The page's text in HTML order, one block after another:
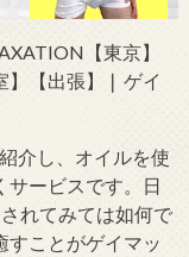
【東京】
】【出張】❘ ゲイ
介し、オイルを使
サービスです。日
れてみては如何で
すことがゲイマッ